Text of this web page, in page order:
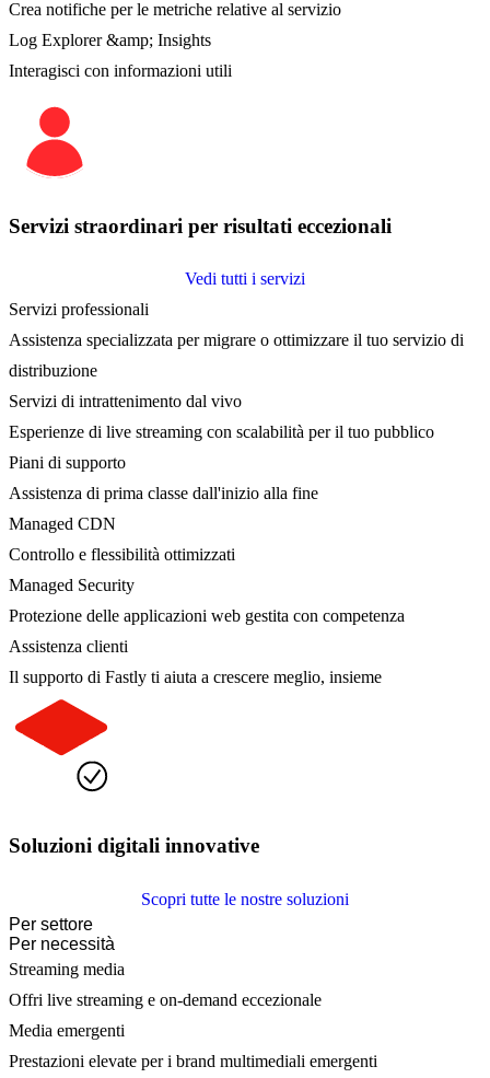
Crea notifiche per le metriche relative al servizio
Log Explorer &amp; Insights
Interagisci con informazioni utili
Servizi straordinari per risultati eccezionali
Vedi tutti i servizi
Servizi professionali
Assistenza specializzata per migrare o ottimizzare il tuo servizio di
distribuzione
Servizi di intrattenimento dal vivo
Esperienze di live streaming con scalabilità per il tuo pubblico
Piani di supporto
Assistenza di prima classe dall'inizio alla fine
Managed CDN
Controllo e flessibilità ottimizzati
Managed Security
Protezione delle applicazioni web gestita con competenza
Assistenza clienti
Il supporto di Fastly ti aiuta a crescere meglio, insieme
Soluzioni digitali innovative
Scopri tutte le nostre soluzioni
Per settore
Per necessità
Streaming media
Offri live streaming e on-demand eccezionale
Media emergenti
Prestazioni elevate per i brand multimediali emergenti